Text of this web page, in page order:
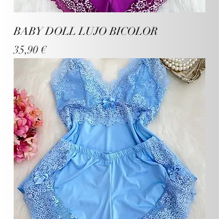
BABY DOLL LUJO BICOLOR
Precio
35,90 €